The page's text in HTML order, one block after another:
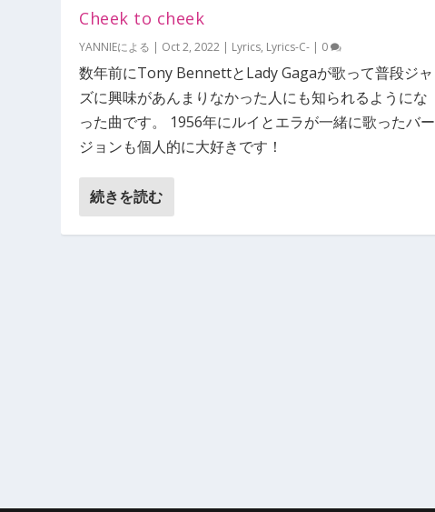
Cheek to cheek
YANNIEによる | Oct 2, 2022 | Lyrics, Lyrics-C- | 0
数年前にTony BennettとLady Gagaが歌って普段ジャ
ズに興味があんまりなかった人にも知られるようにな
った曲です。 1956年にルイとエラが一緒に歌ったバー
ジョンも個人的に大好きです！
続きを読む